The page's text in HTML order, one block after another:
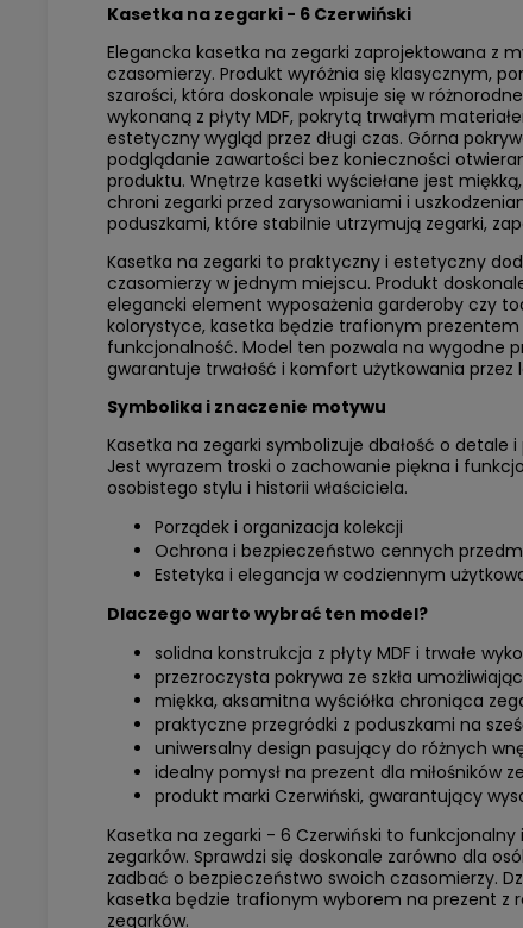
Kasetka na zegarki - 6 Czerwiński
Elegancka kasetka na zegarki zaprojektowana z
czasomierzy. Produkt wyróżnia się klasycznym,
szarości, która doskonale wpisuje się w
wykonaną z płyty MDF, pokrytą trwałym
estetyczny wygląd przez długi czas. Górna
podglądanie zawartości bez konieczności
produktu. Wnętrze kasetki wyściełane jest
chroni zegarki przed zarysowaniami i
poduszkami, które stabilnie utrzymują zegarki,
Kasetka na zegarki to praktyczny i estetyczny
czasomierzy w jednym miejscu. Produkt
elegancki element wyposażenia garderoby czy
kolorystyce, kasetka będzie trafionym
funkcjonalność. Model ten pozwala na wygodne
gwarantuje trwałość i komfort użytkowania przez
Symbolika i znaczenie motywu
Kasetka na zegarki symbolizuje dbałość o
Jest wyrazem troski o zachowanie piękna i
osobistego stylu i historii właściciela.
Porządek i organizacja kolekcji
Ochrona i bezpieczeństwo cennych
Estetyka i elegancja w codziennym
Dlaczego warto wybrać ten model?
solidna konstrukcja z płyty MDF i trwałe
przezroczysta pokrywa ze szkła
miękka, aksamitna wyściółka chroniąca
praktyczne przegródki z poduszkami na
uniwersalny design pasujący do różnych
idealny pomysł na prezent dla miłośników
produkt marki Czerwiński, gwarantujący
Kasetka na zegarki - 6 Czerwiński to
zegarków. Sprawdzi się doskonale zarówno dla
zadbać o bezpieczeństwo swoich czasomierzy.
kasetka będzie trafionym wyborem na prezent z
zegarków.